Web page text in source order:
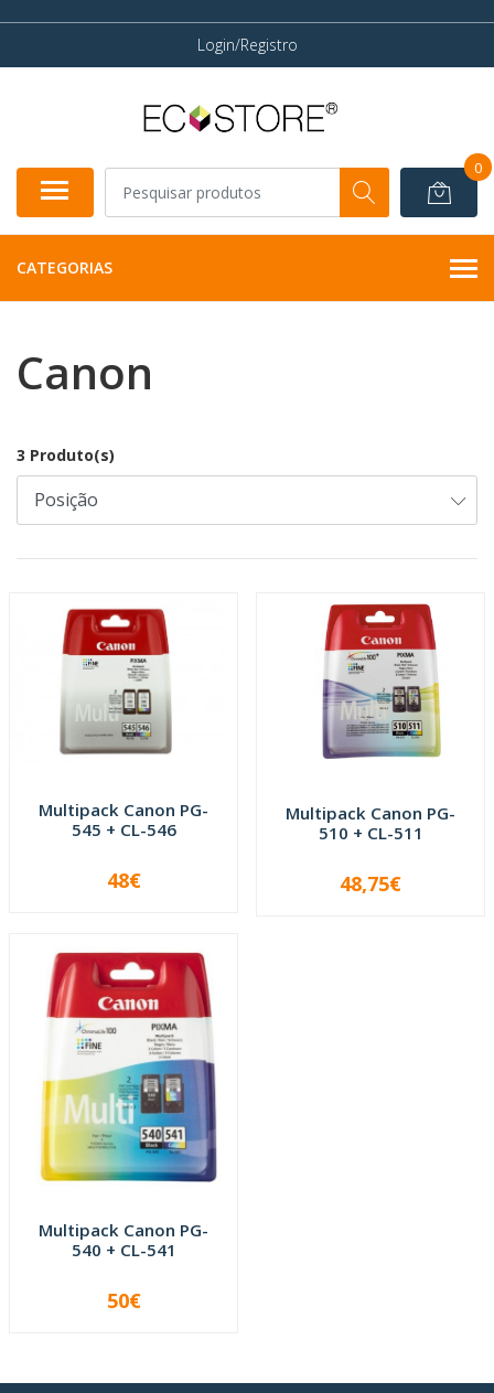
Login/Registro
0
CATEGORIAS
Canon
3 Produto(s)
Multipack Canon PG-
545 + CL-546
+
48€
Multipack Canon PG-
510 + CL-511
+
48,75€
Multipack Canon PG-
540 + CL-541
+
50€